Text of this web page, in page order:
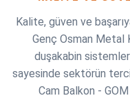
Kalite, güven ve
Genç Osman Metal
duşakabin
sayesinde sektörün
Cam Balkon -